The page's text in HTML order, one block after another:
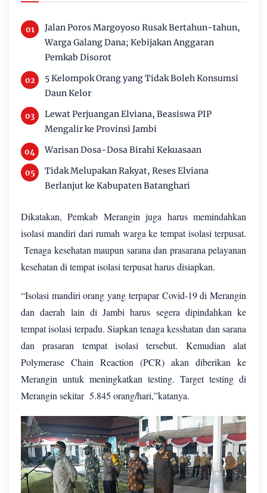
Jalan Poros Margoyoso Rusak Bertahun-tahun,
Warga Galang Dana; Kebijakan Anggaran
Pemkab Disorot
5 Kelompok Orang yang Tidak Boleh Konsumsi
Daun Kelor
Lewat Perjuangan Elviana, Beasiswa PIP
Mengalir ke Provinsi Jambi
Warisan Dosa-Dosa Birahi Kekuasaan
Tidak Melupakan Rakyat, Reses Elviana
Berlanjut ke Kabupaten Batanghari
Dikatakan, Pemkab Merangin juga harus memindahkan
isolasi mandiri dari rumah warga ke tempat isolasi terpusat.
Tenaga kesehatan maupun sarana dan prasarana pelayanan
kesehatan di tempat isolasi terpusat harus disiapkan.
“Isolasi mandiri orang yang terpapar Covid-19 di Merangin
dan daerah lain di Jambi harus segera dipindahkan ke
tempat isolasi terpadu. Siapkan tenaga kesshatan dan sarana
dan prasaran tempat isolasi tersebut. Kemudian alat
Polymerase Chain Reaction (PCR) akan diberikan ke
Merangin untuk meningkatkan testing. Target testing di
Merangin sekitar 5.845 orang/hari,”katanya.